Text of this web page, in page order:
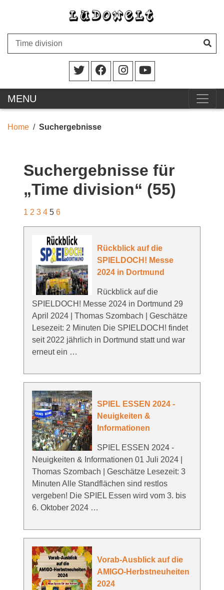
MENU
Home Suchergebnisse
Suchergebnisse für
„Time division“ (55)
1 2 3 4 5 6
Rückblick auf die
SPIELDOCH! Messe
2024 in Dortmund
Rückblick auf die
SPIELDOCH! Messe 2024 in Dortmund 29
April 2024 | Thomas Szombach | Geschätze
Lesezeit: 2 Minuten Die SPIELDOCH! findet
seit 2022 jährlich in Dortmund statt und war
erneut ein …
SPIEL ESSEN 2024 -
Neuigkeiten &
Informationen
SPIEL ESSEN 2024 -
Neuigkeiten & Informationen 01 Juli 2024 |
Thomas Szombach | Geschätze Lesezeit: 3
Minuten Alle Standflächen sind restlos
vergeben! Die SPIEL Essen wird vom 3. bis
6. Oktober 2024 …
Vorab-Ausblick auf die
AMIGO-Herbstneuheiten
2024